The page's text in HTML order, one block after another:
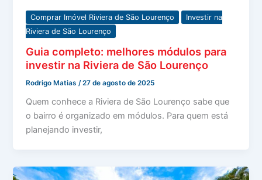
Comprar Imóvel Riviera de São Lourenço
Investir na
Riviera de São Lourenço
Guia completo: melhores módulos para
investir na Riviera de São Lourenço
Rodrigo Matias /27 de agosto de 2025
Quem conhece a Riviera de São Lourenço sabe que
o bairro é organizado em módulos. Para quem está
planejando investir,